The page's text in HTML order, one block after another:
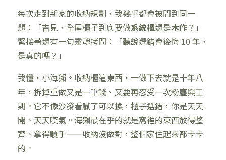
每次走到新家的收納規劃，我幾乎都會被問到同一
題：「吉見，全屋櫃子到底要做系統櫃還是木作？」
緊接著還有一句靈魂拷問：「聽說選錯會後悔 10 年，
是真的嗎？」
我懂，小海獺。收納櫃這東西，一做下去就是十年八
年，拆掉重做又是一筆錢、又要再忍受一次粉塵與工
期。它不像沙發看膩了可以換，櫃子選錯，你是天天
開、天天嘆氣。海獺最在乎的就是窩裡的東西放得整
齊、拿得順手——收納沒做對，整個家住起來都卡卡
的。